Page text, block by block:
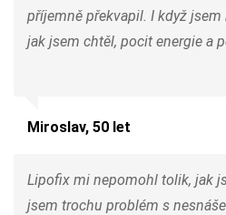
příjemně překvapil. I když
jak jsem chtěl, pocit energie a
Miroslav, 50 let
Lipofix mi nepomohl tolik, jak
jsem trochu problém s